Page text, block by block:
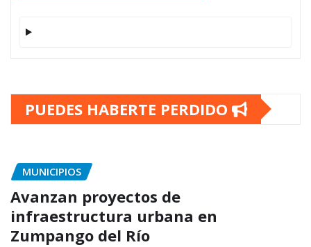
PUEDES HABERTE PERDIDO
MUNICIPIOS
Avanzan proyectos de
infraestructura urbana en
Zumpango del Río